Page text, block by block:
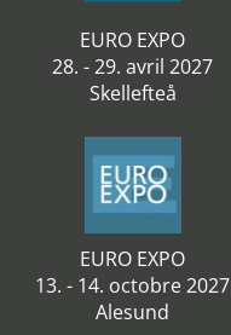
EURO EXPO
28. - 29. avril 2027
Skellefteå
EURO EXPO
13. - 14. octobre 2027
Alesund